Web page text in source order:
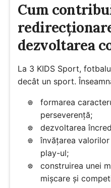
Cum
dezvoltarea
La 3 KIDS Sport,
decât un sport.
formarea
perseverență;
dezvoltarea
învățarea
play-ul;
construirea unei
mișcare și